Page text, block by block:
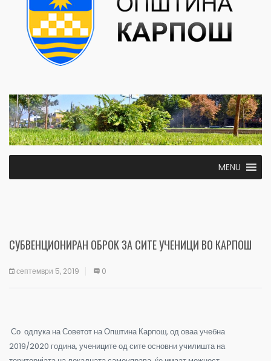
MENU
СУБВЕНЦИОНИРАН ОБРОК ЗА СИТЕ УЧЕНИЦИ ВО КАРПОШ
септември 5, 2019 0
Со одлука на Советот на Општина Карпош, од оваа учебна
2019/2020 година, учениците од сите основни училишта на